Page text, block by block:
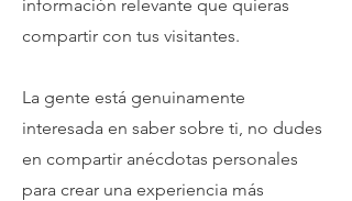
información relevante que quieras
compartir con tus visitantes.
La gente está genuinamente
interesada en saber sobre ti, no dudes
en compartir anécdotas personales
para crear una experiencia más